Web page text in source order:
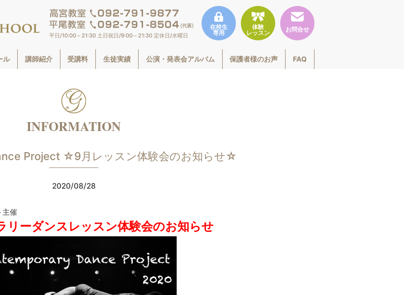
平日/10:00～21:30 土日祝日/9:00～21:30 定休日/水曜日
体験
レッスン
お問合せ
在校生
専用
ル 講師紹介 受講料 生徒実績 公演・発表会アルバム 保護者様のお声 FAQ
INFORMATION
Project ☆9月レッスン体験会のお知らせ☆
2020/08/28
主催
リーダンスレッスン体験会のお知らせ